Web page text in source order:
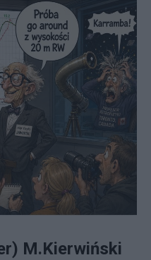
M.Kierwiński